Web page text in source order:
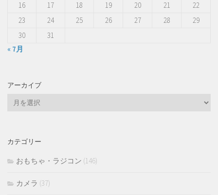
16
17 18 19 20 21
22
23
24 25 26 27 28
29
30
31
« 7月
アーカイブ
ブ
カテゴリー
おもちゃ・ラジコン (146)
カメラ (37)